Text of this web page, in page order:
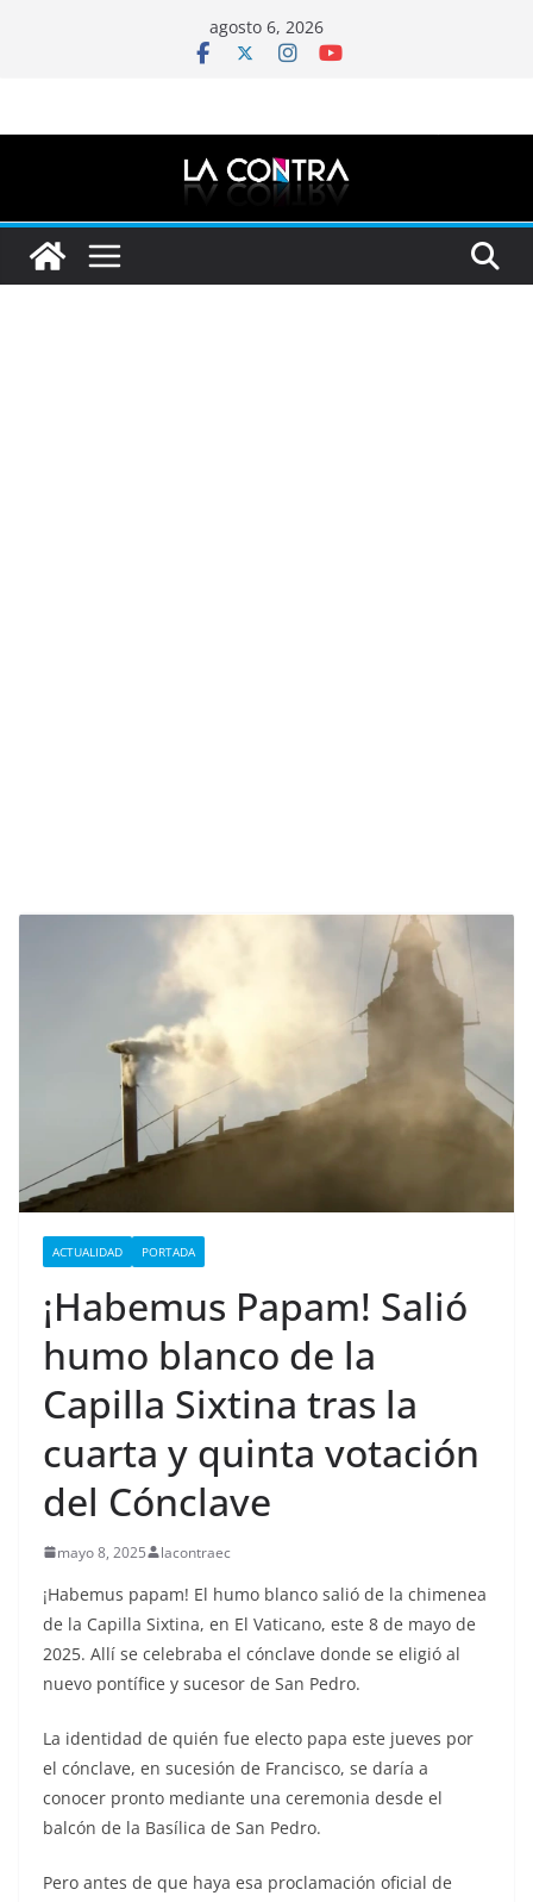
agosto 6, 2026
ACTUALIDAD PORTADA
¡Habemus Papam! Salió
humo blanco de la
Capilla Sixtina tras la
cuarta y quinta votación
del Cónclave
mayo 8, 2025 lacontraec
¡Habemus papam! El humo blanco salió de la chimenea
de la Capilla Sixtina, en El Vaticano, este 8 de mayo de
2025. Allí se celebraba el cónclave donde se eligió al
nuevo pontífice y sucesor de San Pedro.
La identidad de quién fue electo papa este jueves por
el cónclave, en sucesión de Francisco, se daría a
conocer pronto mediante una ceremonia desde el
balcón de la Basílica de San Pedro.
Pero antes de que haya esa proclamación oficial de